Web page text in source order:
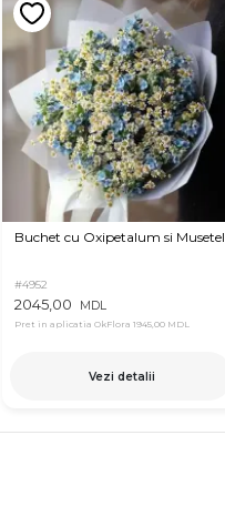
Buchet cu Oxipetalum si Musetel
#4952
2045,00 MDL
Pret in aplicatia OkFlora 1945,00 MDL
Vezi detalii